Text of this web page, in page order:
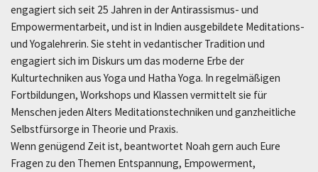
engagiert sich seit 25 Jahren in der Antirassismus- und
Empowermentarbeit, und ist in Indien ausgebildete Meditations-
und Yogalehrerin. Sie steht in vedantischer Tradition und
engagiert sich im Diskurs um das moderne Erbe der
Kulturtechniken aus Yoga und Hatha Yoga. In regelmäßigen
Fortbildungen, Workshops und Klassen vermittelt sie für
Menschen jeden Alters Meditationstechniken und ganzheitliche
Selbstfürsorge in Theorie und Praxis.
Wenn genügend Zeit ist, beantwortet Noah gern auch Eure
Fragen zu den Themen Entspannung, Empowerment,